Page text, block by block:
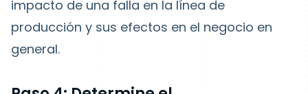
impacto de una falla en la línea de
producción y sus efectos en el negocio en
general.